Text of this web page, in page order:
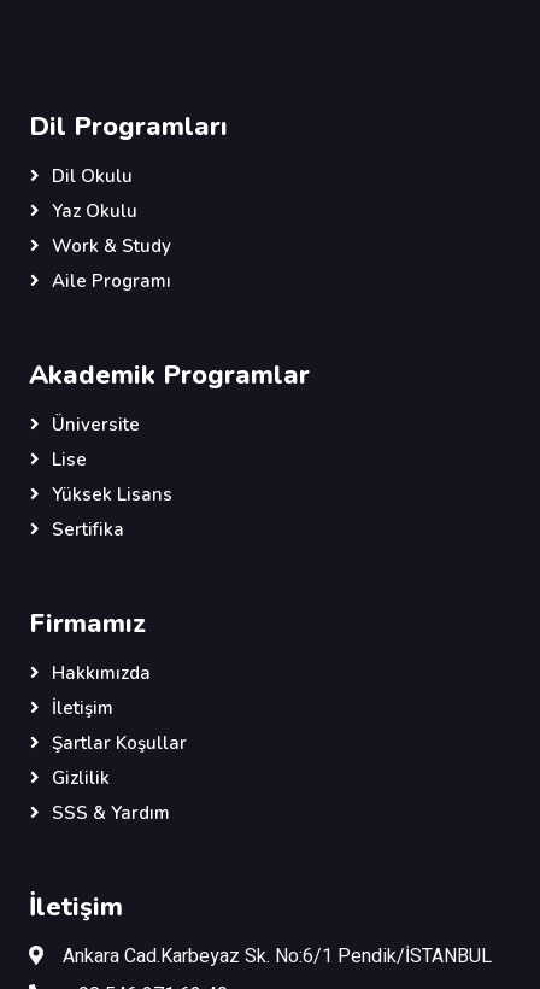
Dil Programları
Dil Okulu
Yaz Okulu
Work & Study
Aile Programı
Akademik Programlar
Üniversite
Lise
Yüksek Lisans
Sertifika
Firmamız
Hakkımızda
İletişim
Şartlar Koşullar
Gizlilik
SSS & Yardım
İletişim
Ankara Cad.Karbeyaz Sk. No:6/1 Pendik/İSTANBUL